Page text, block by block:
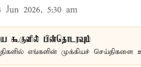
Jun 2026, 5:30 am
கூகுளில் பின்தொடரவும்
எங்களின் முக்கியச் செய்திகளை